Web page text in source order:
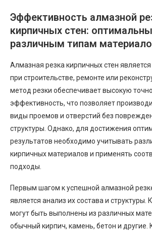
Эффективность алмазной
кирпичных стен:
различным типам
Алмазная резка кирпичных стен
при строительстве, ремонте или
метод резки обеспечивает высокую
эффективность, что позволяет
виды проемов и отверстий без
структуры. Однако, для достижения
результатов необходимо учитывать
кирпичных материалов и применять
подходы.
Первым шагом к успешной алмазной
является анализ их состава и структуры.
могут быть выполнены из различных
обычный кирпич, камень, бетон и другие.